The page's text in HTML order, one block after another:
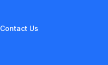
Contact Us